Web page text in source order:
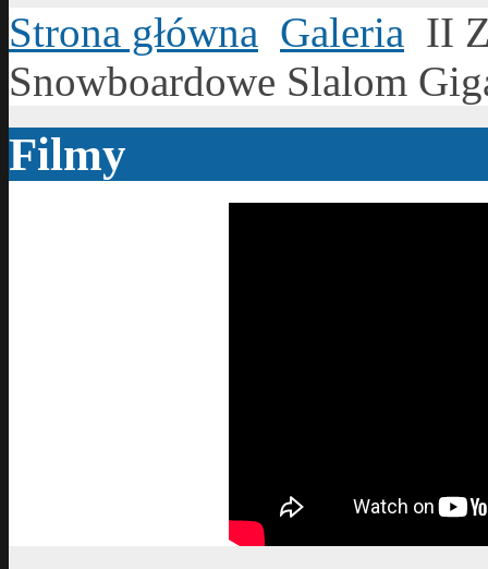
Strona główna Galeria II
Snowboardowe Slalom
Filmy